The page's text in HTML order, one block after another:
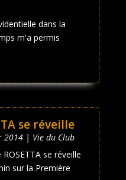
dans la
m'a permis
se réveille
2014| Vie du Club
se réveille
sur la Première